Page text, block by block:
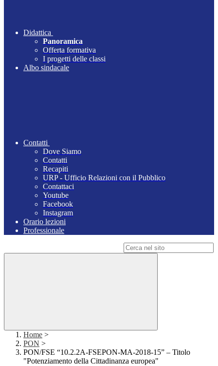
Didattica
Panoramica
Offerta formativa
I progetti delle classi
Albo sindacale
Contatti
Dove Siamo
Contatti
Recapiti
URP - Ufficio Relazioni con il Pubblico
Contattaci
Youtube
Facebook
Instagram
Orario lezioni
Professionale
Home >
PON >
PON/FSE “10.2.2A-FSEPON-MA-2018-15” – Titolo
"Potenziamento della Cittadinanza europea"